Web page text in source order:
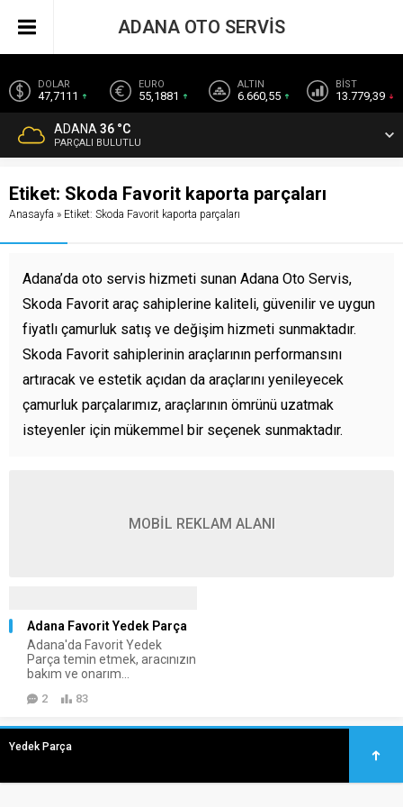
DOLAR
47,7111
EURO
55,1881
ALTIN
6.660,55
BİST
13.779,39
ADANA 36 °C
PARÇALI BULUTLU
ADANA OTO SERVİS
Etiket: Skoda Favorit kaporta parçaları
Anasayfa » Etiket: Skoda Favorit kaporta parçaları
Adana’da oto servis hizmeti sunan Adana Oto Servis,
Skoda Favorit araç sahiplerine kaliteli, güvenilir ve uygun
fiyatlı çamurluk satış ve değişim hizmeti sunmaktadır.
Skoda Favorit sahiplerinin araçlarının performansını
artıracak ve estetik açıdan da araçlarını yenileyecek
çamurluk parçalarımız, araçlarının ömrünü uzatmak
isteyenler için mükemmel bir seçenek sunmaktadır.
MOBİL REKLAM ALANI
Adana Favorit Yedek Parça
Adana'da Favorit Yedek
Parça temin etmek, aracınızın
bakım ve onarım...
2 83
Yedek Parça